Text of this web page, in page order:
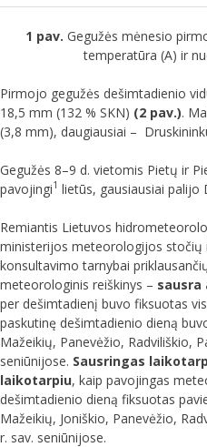
1 pav. Gegužės mėnesio
temperatūra (A) ir
Pirmojo gegužės dešimtadienio
18,5 mm (132 % SKN) (2 pav.).
(3,8 mm), daugiausiai –
Gegužės 8–9 d. vietomis Pietų ir
pavojingi1 lietūs, gausiausiai palijo
Remiantis Lietuvos
ministerijos meteorologijos stočių
konsultavimo tarnybai
meteorologinis reiškinys –
per dešimtadienį buvo fiksuotas
paskutinę dešimtadienio dieną
Mažeikių, Panevėžio, Radviliškio,
seniūnijose. Sausringas
laikotarpiu, kaip pavojingas
dešimtadienio dieną fiksuotas
Mažeikių, Joniškio, Panevėžio,
r. sav. seniūnijose.